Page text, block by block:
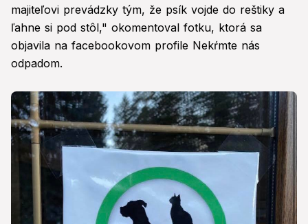
majiteľovi prevádzky tým, že psík vojde do reštiky a
ľahne si pod stôl," okomentoval fotku, ktorá sa
objavila na facebookovom profile Nekŕmte nás
odpadom.